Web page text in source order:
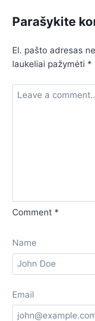
įrašų
Parašykite
El. pašto adresas
laukeliai pažymėti *
Comment *
Name
Email